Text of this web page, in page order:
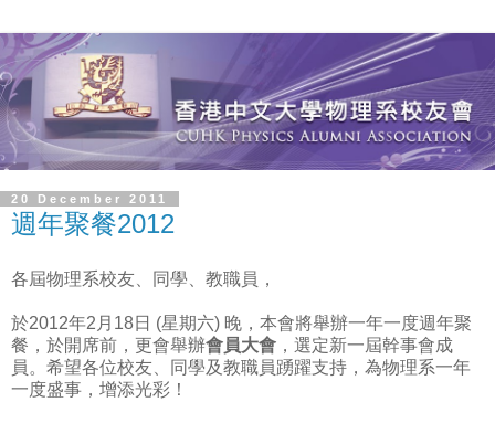
20 December 2011
週年聚餐2012
各屆物理系校友、同學、教職員，
於2012年2月18日 (星期六) 晚，本會將舉辦一年一度週年聚
餐，於開席前，更會舉辦會員大會 ，選定新一屆幹事會成
員。希望各位校友、同學及教職員踴躍支持，為物理系一年
一度盛事，增添光彩！